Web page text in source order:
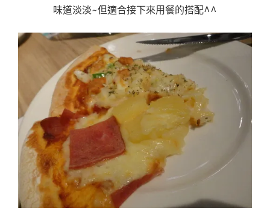
味道淡淡~但適合接下來用餐的搭配^^